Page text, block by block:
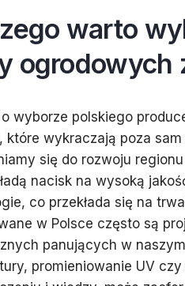
warto
ogrodowych
wyborze polskiego
które wykraczają poza
się do rozwoju
nacisk na wysoką
co przekłada się na
w Polsce często są
panujących w
promieniowanie UV